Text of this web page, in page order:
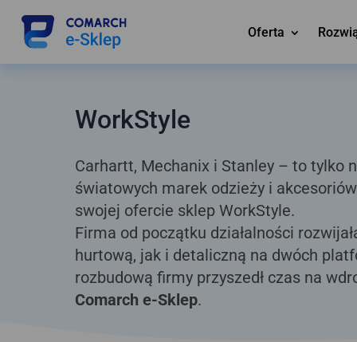
Oferta
WorkStyle
Carhartt, Mechanix i Stanley – to tylko
światowych marek odzieży i
swojej ofercie sklep WorkStyle.
Firma od początku działalności
hurtową, jak i detaliczną na dwóch
rozbudową firmy przyszedł czas na
Comarch e-Sklep.